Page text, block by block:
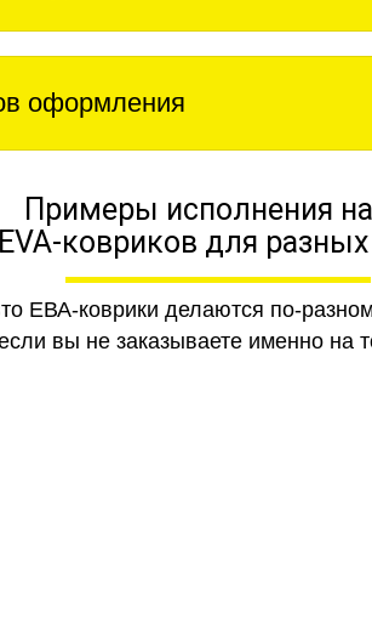
оформления
Примеры исполнения
EVA-ковриков для разных
ЕВА-коврики делаются по-
вы не заказываете именно на